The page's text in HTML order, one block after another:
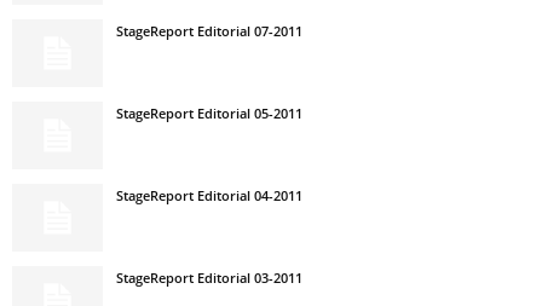
StageReport Editorial 07-2011
StageReport Editorial 05-2011
StageReport Editorial 04-2011
StageReport Editorial 03-2011